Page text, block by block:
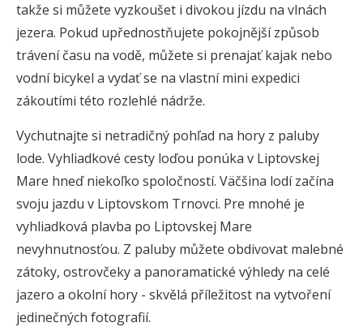
takže si můžete vyzkoušet i divokou jízdu na vlnách
jezera. Pokud upřednostňujete pokojnější způsob
trávení času na vodě, můžete si prenajať kajak nebo
vodní bicykel a vydať se na vlastní mini expedici
zákoutími této rozlehlé nádrže.
Vychutnajte si netradičný pohľad na hory z paluby
lode. Vyhliadkové cesty loďou ponúka v Liptovskej
Mare hneď niekoľko spoločností. Väčšina lodí začína
svoju jazdu v Liptovskom Trnovci. Pre mnohé je
vyhliadková plavba po Liptovskej Mare
nevyhnutnosťou. Z paluby můžete obdivovat malebné
zátoky, ostrovčeky a panoramatické výhledy na celé
jazero a okolní hory - skvělá příležitost na vytvoření
jedinečných fotografií.